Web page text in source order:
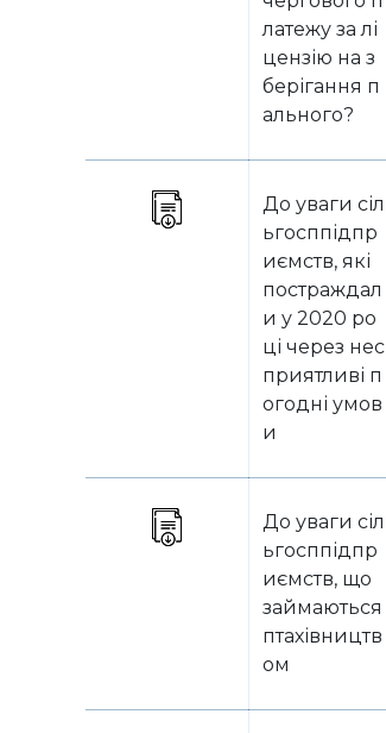
латежу за лі
цензію на з
берігання п
ального?
До уваги сіл
ьгосппідпр
иємств, які
постраждал
и у 2020 ро
ці через нес
приятливі п
огодні умов
и
До уваги сіл
ьгосппідпр
иємств, що
займаються
птахівництв
ом